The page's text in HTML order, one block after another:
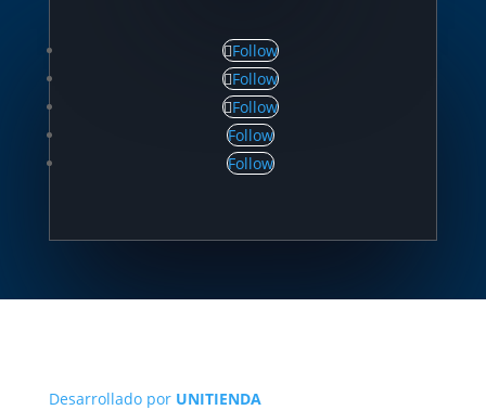
Follow
Follow
Follow
Follow
Follow
Desarrollado por UNITIENDA